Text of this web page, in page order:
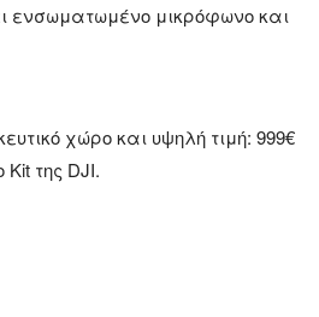
ενσωματωμένο μικρόφωνο και
χώρο και υψηλή τιμή: 999€
της DJI.